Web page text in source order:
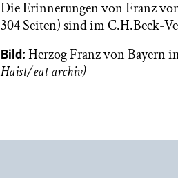
Die Erinnerungen von Franz
304 Seiten) sind im C.H.Beck-
Bild: Herzog Franz von Bayern
Haist/eat archiv)